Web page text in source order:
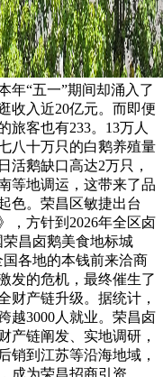
年“五一”期间却涌入了
收入近20亿元。而即便
旅客也有233。13万人
八十万只的白鹅养殖量
活鹅缺口高达2万只，
等地调运，这带来了品
色。荣昌区敏捷出台
，方针到2026年全区卤
昌卤鹅美食地标城
各地的本钱前来洽商
发的危机，最终催生了
财产链升级。据统计，
越3000人就业。荣昌卤
产链阐发、实地调研，
销到江苏等沿海地域，
成为荣昌招商引资